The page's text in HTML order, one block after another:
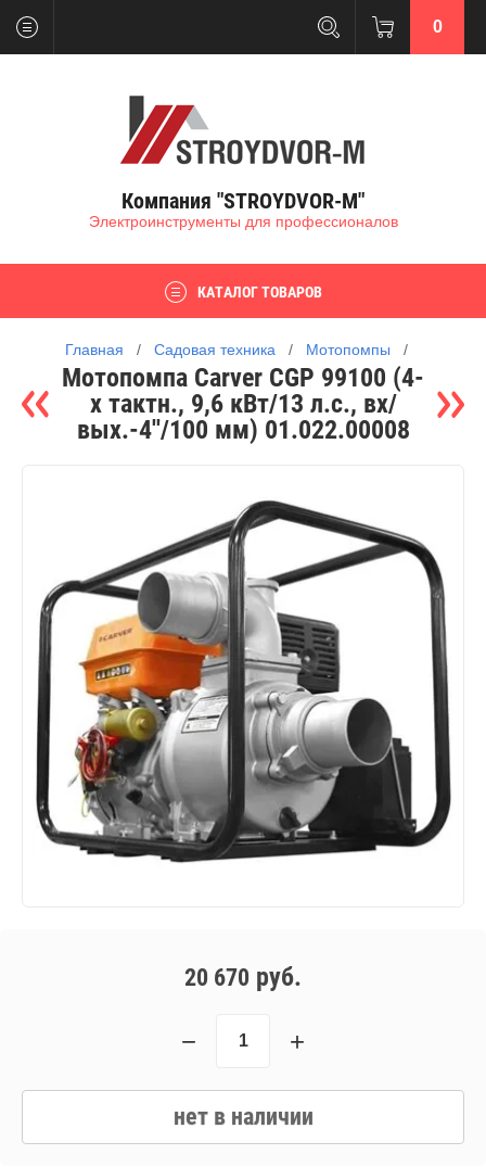
0
Компания "STROYDVOR-M"
Электроинструменты для профессионалов
КАТАЛОГ ТОВАРОВ
Главная
   /
Садовая техника
   /
Мотопомпы
   /
Мотопомпа Carver CGP 99100 (4-
х тактн., 9,6 кВт/13 л.с., вх/
вых.-4''/100 мм) 01.022.00008
20 670 руб.
− +
нет в наличии